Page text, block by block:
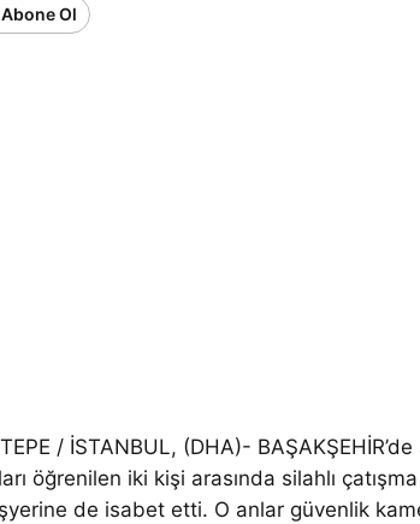
Ol
/ İSTANBUL, (DHA)-
öğrenilen iki kişi arasında silahlı
de isabet etti. O anlar güvenlik